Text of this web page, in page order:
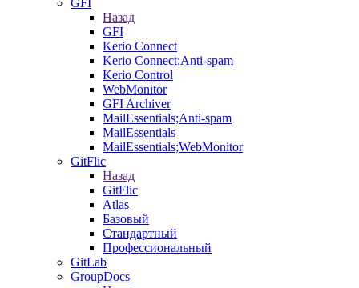
GFI
Назад
GFI
Kerio Connect
Kerio Connect;Anti-spam
Kerio Control
WebMonitor
GFI Archiver
MailEssentials;Anti-spam
MailEssentials
MailEssentials;WebMonitor
GitFlic
Назад
GitFlic
Atlas
Базовый
Стандартный
Профессиональный
GitLab
GroupDocs